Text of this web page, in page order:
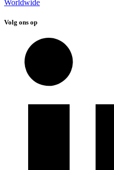
Worldwide
Volg ons op